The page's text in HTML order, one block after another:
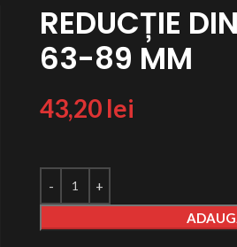
REDUCȚIE
63-89 MM
43,20 lei